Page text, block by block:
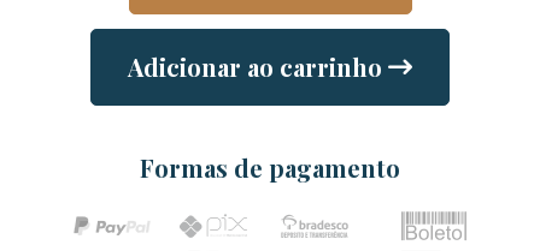
Adicionar ao carrinho
Formas de pagamento